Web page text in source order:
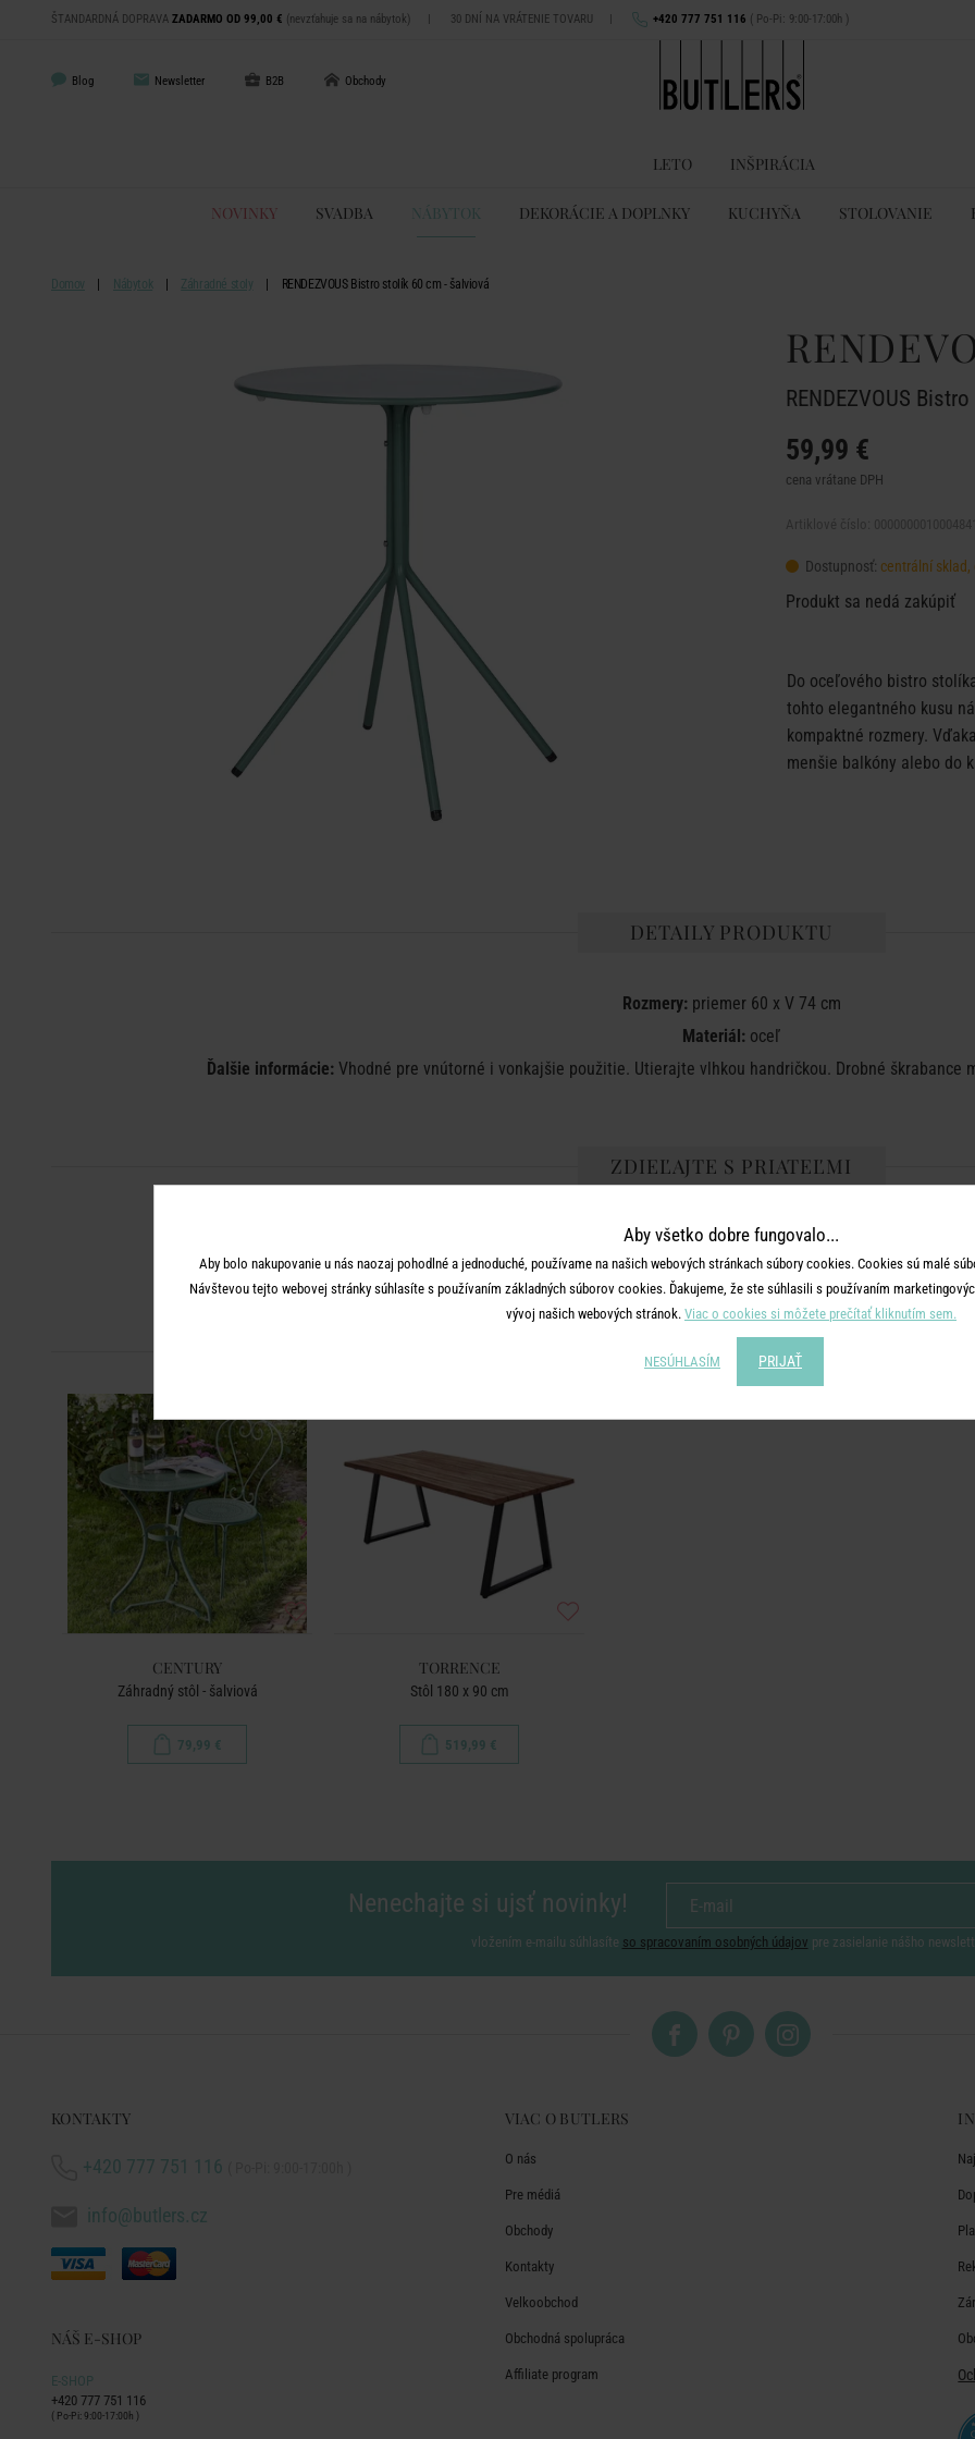
ŠTANDARDNÁ DOPRAVA ZADARMO OD 99,00 € (nevzťahuje sa na nábytok) | 30 DNÍ NA VRÁTENIE TOVARU | +420 777 751 116 ( Po-Pi: 9:00-17:00h )
Blog Newsletter B2B Obchody
LETO INŠPIRÁCIA
NOVINKY SVADBA NÁBYTOK DEKORÁCIE A DOPLNKY KUCHYŇA STOLOVANIE
Domov Nábytok Záhradné stoly RENDEZVOUS Bistro stolík 60 cm - šalviová
RENDEZVOUS
59,99 €
cena vrátane DPH
Dostupnosť: centrální
Produkt sa nedá zakúpiť
Do oceľového bistro
tohto elegantného kusu
kompaktné rozmery.
menšie balkóny alebo do
DETAILY PRODUKTU
Rozmery:priemer 60 x V 74 cm
Materiál: oceľ
Ďalšie informácie:Vhodné pre vnútorné i vonkajšie použitie. Utierajte vlhkou handričkou. Drobné škrabance
ZDIEĽAJTE S PRIATEĽMI
MOHLO BY SA VÁM PÁČIŤ
CENTURY
Záhradný stôl - šalviová
79,99 €
TORRENCE
Stôl 180 x 90 cm
519,99 €
Nenechajte si ujsť novinky!
vložením e-mailu súhlasíte so spracovaním osobných údajov pre zasielanie nášho
KONTAKTY
+420 777 751 116
info@butlers.cz
NÁŠ E-SHOP
E-SHOP
+420 777 751 116
( Po-Pi: 9:00-17:00h )
VIAC O BUTLERS
O nás
Pre médiá
Obchody
Kontakty
Velkoobchod
Obchodná spolupráca
Affiliate program
Aby všetko dobre fungovalo...
Aby bolo nakupovanie u nás naozaj pohodlné a jednoduché, používame na našich webových stránkach súbory cookies. Cookies sú malé
Návštevou tejto webovej stránky súhlasíte s používaním základných súborov cookies. Ďakujeme, že ste súhlasili s používaním
vývoj našich webových stránok. Viac o cookies si môžete prečítať kliknutím sem.
NESÚHLASÍM PRIJAŤ